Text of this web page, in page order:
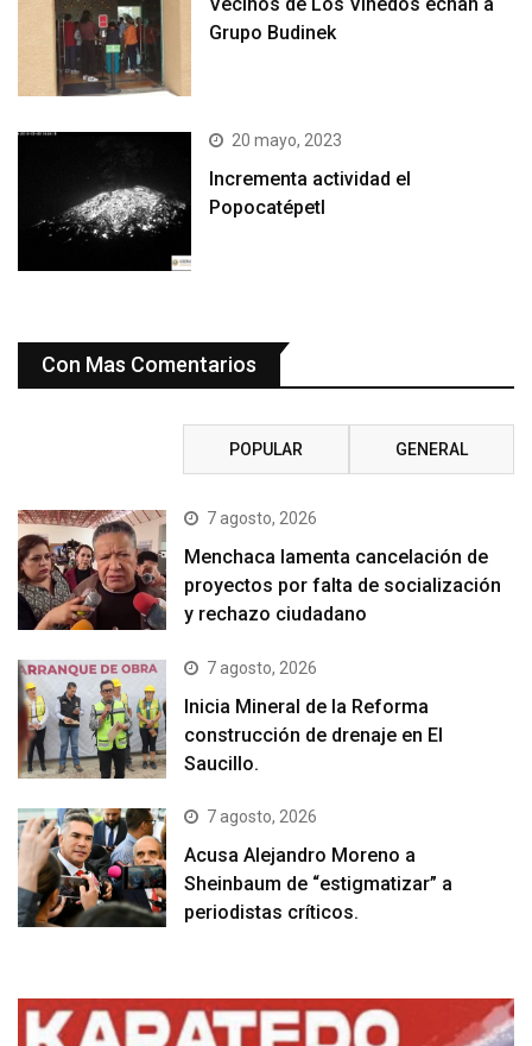
Vecinos de Los Viñedos echan a
Grupo Budinek
20 mayo, 2023
Incrementa actividad el
Popocatépetl
Con Mas Comentarios
POPULAR GENERAL
7 agosto, 2026
Menchaca lamenta cancelación de
proyectos por falta de socialización
y rechazo ciudadano
7 agosto, 2026
Inicia Mineral de la Reforma
construcción de drenaje en El
Saucillo.
7 agosto, 2026
Acusa Alejandro Moreno a
Sheinbaum de “estigmatizar” a
periodistas críticos.